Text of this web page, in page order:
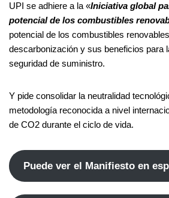
UPI se adhiere a la «Iniciativa global
potencial de los combustibles
potencial de los combustibles
descarbonización y sus beneficios para
seguridad de suministro.
Y pide consolidar la neutralidad
metodología reconocida a nivel
de CO2 durante el ciclo de vida.
Puede ver el Manifiesto en